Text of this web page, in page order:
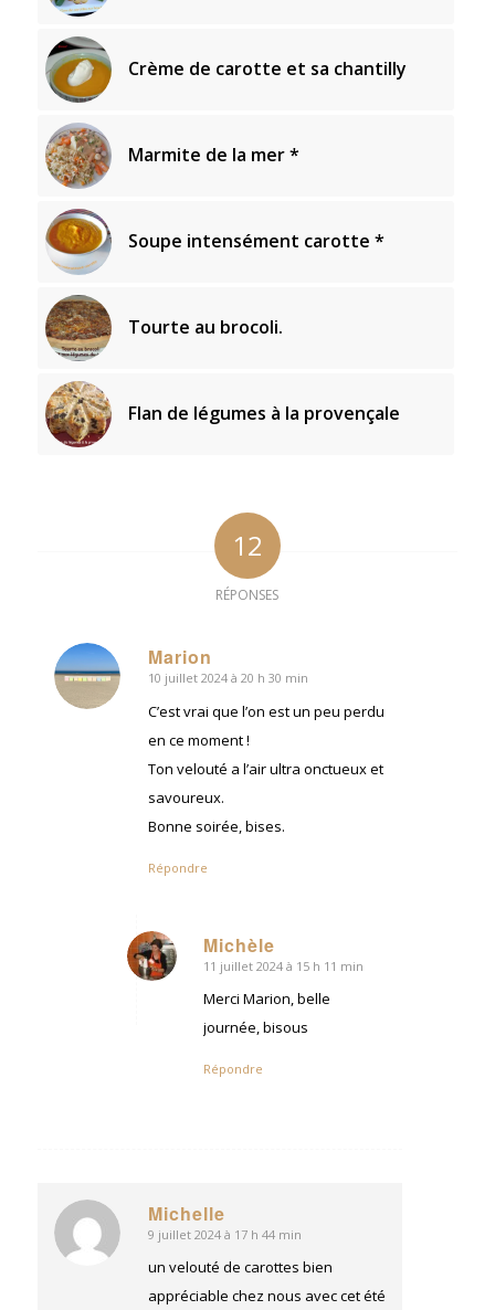
Crème de carotte et sa chantilly
Marmite de la mer *
Soupe intensément carotte *
Tourte au brocoli.
Flan de légumes à la provençale
12
RÉPONSES
Marion
dit
:
10 juillet 2024 à 20 h 30 min
C’est vrai que l’on est un peu perdu
en ce moment !
Ton velouté a l’air ultra onctueux et
savoureux.
Bonne soirée, bises.
Répondre
Michèle
dit
11 juillet 2024 à 15 h 11 min
Merci Marion, belle
journée, bisous
Répondre
Michelle
dit
:
9 juillet 2024 à 17 h 44 min
un velouté de carottes bien
appréciable chez nous avec cet été